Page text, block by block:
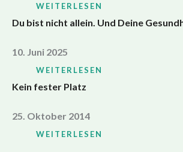
WEITERLESEN
Du bist nicht allein. Und Deine
10. Juni 2025
WEITERLESEN
Kein fester Platz
25. Oktober 2014
WEITERLESEN